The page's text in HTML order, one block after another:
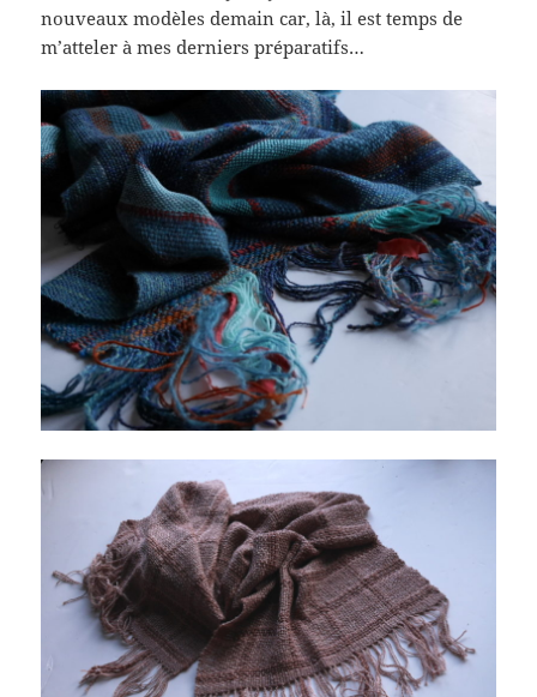
nouveaux modèles demain car, là, il est temps de
m’atteler à mes derniers préparatifs…